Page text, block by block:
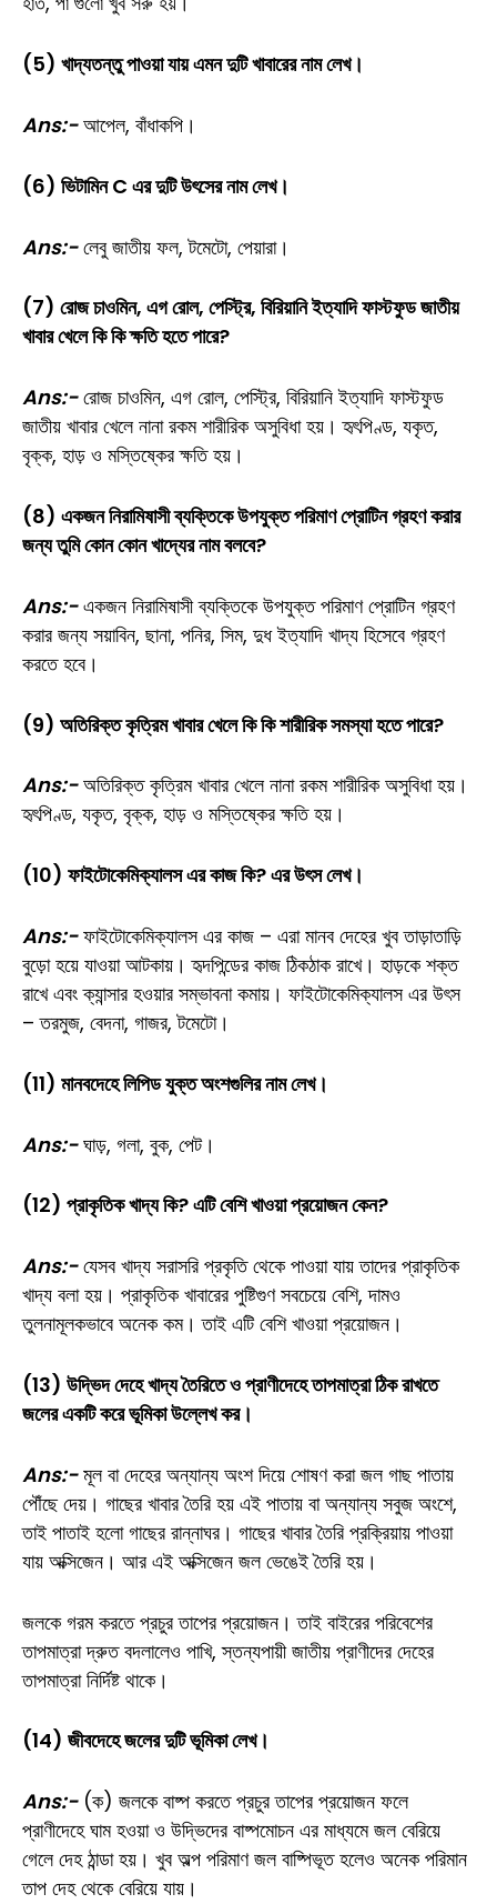
(5) খাদ্যতন্তু পাওয়া যায় এমন দুটি খাবারের নাম লেখ।
Ans:-আপেল, বাঁধাকপি।
(6) ভিটামিন C এর দুটি উৎসের নাম লেখ।
Ans:-লেবু জাতীয় ফল, টমেটো, পেয়ারা।
(7) রোজ চাওমিন, এগ রোল, পেস্ট্রি, বিরিয়ানি ইত্যাদি ফাস্টফুড জাতীয়
খাবার খেলে কি কি ক্ষতি হতে পারে?
Ans:-রোজ চাওমিন, এগ রোল, পেস্ট্রি, বিরিয়ানি ইত্যাদি ফাস্টফুড
জাতীয় খাবার খেলে নানা রকম শারীরিক অসুবিধা হয়। হৃৎপিণ্ড, যকৃত,
বৃক্ক, হাড় ও মস্তিষ্কের ক্ষতি হয়।
(8) একজন নিরামিষাসী ব্যক্তিকে উপযুক্ত পরিমাণ প্রোটিন গ্রহণ করার
জন্য তুমি কোন কোন খাদ্যের নাম বলবে?
Ans:-একজন নিরামিষাসী ব্যক্তিকে উপযুক্ত পরিমাণ প্রোটিন গ্রহণ
করার জন্য সয়াবিন, ছানা, পনির, সিম, দুধ ইত্যাদি খাদ্য হিসেবে গ্রহণ
করতে হবে।
(9) অতিরিক্ত কৃত্রিম খাবার খেলে কি কি শারীরিক সমস্যা হতে পারে?
Ans:-অতিরিক্ত কৃত্রিম খাবার খেলে নানা রকম শারীরিক অসুবিধা হয়।
হৃৎপিণ্ড, যকৃত, বৃক্ক, হাড় ও মস্তিষ্কের ক্ষতি হয়।
(10) ফাইটোকেমিক্যালস এর কাজ কি? এর উৎস লেখ।
Ans:-ফাইটোকেমিক্যালস এর কাজ – এরা মানব দেহের খুব তাড়াতাড়ি
বুড়ো হয়ে যাওয়া আটকায়। হৃদপিন্ডের কাজ ঠিকঠাক রাখে। হাড়কে শক্ত
রাখে এবং ক্যান্সার হওয়ার সম্ভাবনা কমায়। ফাইটোকেমিক্যালস এর উৎস
– তরমুজ, বেদনা, গাজর, টমেটো।
(11) মানবদেহে লিপিড যুক্ত অংশগুলির নাম লেখ।
Ans:-ঘাড়, গলা, বুক, পেট।
(12) প্রাকৃতিক খাদ্য কি? এটি বেশি খাওয়া প্রয়োজন কেন?
Ans:-যেসব খাদ্য সরাসরি প্রকৃতি থেকে পাওয়া যায় তাদের প্রাকৃতিক
খাদ্য বলা হয়। প্রাকৃতিক খাবারের পুষ্টিগুণ সবচেয়ে বেশি, দামও
তুলনামূলকভাবে অনেক কম। তাই এটি বেশি খাওয়া প্রয়োজন।
(13) উদ্ভিদ দেহে খাদ্য তৈরিতে ও প্রাণীদেহে তাপমাত্রা ঠিক রাখতে
জলের একটি করে ভূমিকা উল্লেখ কর।
Ans:-মূল বা দেহের অন্যান্য অংশ দিয়ে শোষণ করা জল গাছ পাতায়
পৌঁছে দেয়। গাছের খাবার তৈরি হয় এই পাতায় বা অন্যান্য সবুজ অংশে,
তাই পাতাই হলো গাছের রান্নাঘর। গাছের খাবার তৈরি প্রক্রিয়ায় পাওয়া
যায় অক্সিজেন। আর এই অক্সিজেন জল ভেঙেই তৈরি হয়।
জলকে গরম করতে প্রচুর তাপের প্রয়োজন। তাই বাইরের পরিবেশের
তাপমাত্রা দ্রুত বদলালেও পাখি, স্তন্যপায়ী জাতীয় প্রাণীদের দেহের
তাপমাত্রা নির্দিষ্ট থাকে।
(14) জীবদেহে জলের দুটি ভূমিকা লেখ।
Ans:-(ক) জলকে বাষ্প করতে প্রচুর তাপের প্রয়োজন ফলে
প্রাণীদেহে ঘাম হওয়া ও উদ্ভিদের বাষ্পমোচন এর মাধ্যমে জল বেরিয়ে
গেলে দেহ ঠান্ডা হয়। খুব অল্প পরিমাণ জল বাষ্পিভূত হলেও অনেক পরিমান
তাপ দেহ থেকে বেরিয়ে যায়।